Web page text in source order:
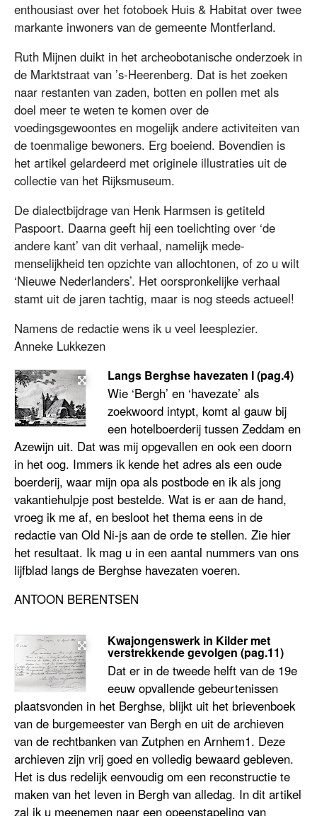
enthousiast over het fotoboek Huis & Habitat over twee
markante inwoners van de gemeente Montferland.
Ruth Mijnen duikt in het archeobotanische onderzoek in
de Marktstraat van ’s-Heerenberg. Dat is het zoeken
naar restanten van zaden, botten en pollen met als
doel meer te weten te komen over de
voedingsgewoontes en mogelijk andere activiteiten van
de toenmalige bewoners. Erg boeiend. Bovendien is
het artikel gelardeerd met originele illustraties uit de
collectie van het Rijksmuseum.
De dialectbijdrage van Henk Harmsen is getiteld
Paspoort. Daarna geeft hij een toelichting over ‘de
andere kant’ van dit verhaal, namelijk mede-
menselijkheid ten opzichte van allochtonen, of zo u wilt
‘Nieuwe Nederlanders’. Het oorspronkelijke verhaal
stamt uit de jaren tachtig, maar is nog steeds actueel!
Namens de redactie wens ik u veel leesplezier.
Anneke Lukkezen
Langs Berghse havezaten I (pag.4)
Wie ‘Bergh’ en ‘havezate’ als
zoekwoord intypt, komt al gauw bij
een hotelboerderij tussen Zeddam en
Azewijn uit. Dat was mij opgevallen en ook een doorn
in het oog. Immers ik kende het adres als een oude
boerderij, waar mijn opa als postbode en ik als jong
vakantiehulpje post bestelde. Wat is er aan de hand,
vroeg ik me af, en besloot het thema eens in de
redactie van Old Ni-js aan de orde te stellen. Zie hier
het resultaat. Ik mag u in een aantal nummers van ons
lijfblad langs de Berghse havezaten voeren.
ANTOON BERENTSEN
Kwajongenswerk in Kilder met
verstrekkende gevolgen (pag.11)
Dat er in de tweede helft van de 19e
eeuw opvallende gebeurtenissen
plaatsvonden in het Berghse, blijkt uit het brievenboek
van de burgemeester van Bergh en uit de archieven
van de rechtbanken van Zutphen en Arnhem1. Deze
archieven zijn vrij goed en volledig bewaard gebleven.
Het is dus redelijk eenvoudig om een reconstructie te
maken van het leven in Bergh van alledag. In dit artikel
zal ik u meenemen naar een opeenstapeling van